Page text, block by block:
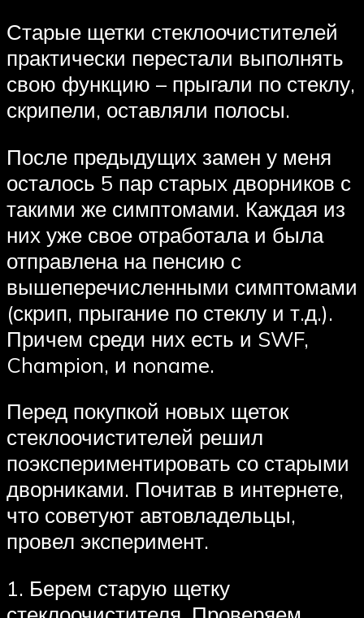
Старые щетки стеклоочистителей
практически перестали выполнять
свою функцию – прыгали по стеклу,
скрипели, оставляли полосы.
После предыдущих замен у меня
осталось 5 пар старых дворников с
такими же симптомами. Каждая из
них уже свое отработала и была
отправлена на пенсию с
вышеперечисленными симптомами
(скрип, прыгание по стеклу и т.д.).
Причем среди них есть и SWF,
Champion, и noname.
Перед покупкой новых щеток
стеклоочистителей решил
поэкспериментировать со старыми
дворниками. Почитав в интернете,
что советуют автовладельцы,
провел эксперимент.
1. Берем старую щетку